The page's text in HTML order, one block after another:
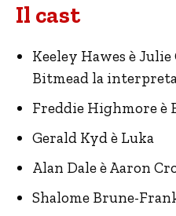
Il cast
Keeley Hawes è
Bitmead la
Freddie Highmore è
Gerald Kyd è Luka
Alan Dale è Aaron
Shalome Brune-